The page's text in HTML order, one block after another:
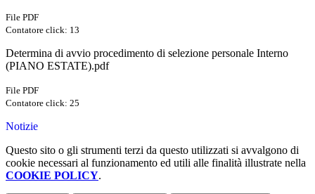
File PDF
Contatore click: 13
Determina di avvio procedimento di selezione personale Interno
(PIANO ESTATE).pdf
File PDF
Contatore click: 25
Notizie
Questo sito o gli strumenti terzi da questo utilizzati si avvalgono di
cookie necessari al funzionamento ed utili alle finalità illustrate nella
COOKIE POLICY.